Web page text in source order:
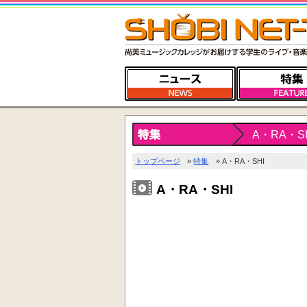
A・RA・
トップページ »特集 » A・RA・SHI
A・RA・SHI